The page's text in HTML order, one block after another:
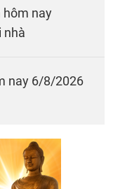
hôm nay
nhà
nay 6/8/2026